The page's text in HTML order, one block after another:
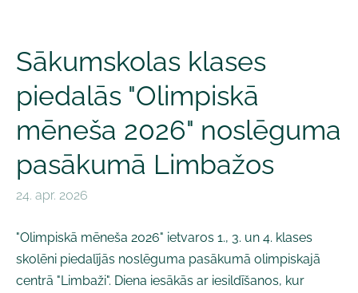
Sākumskolas klases
piedalās "Olimpiskā
mēneša 2026" noslēguma
pasākumā Limbažos
24. apr. 2026
"Olimpiskā mēneša 2026" ietvaros 1., 3. un 4. klases
skolēni piedalījās noslēguma pasākumā olimpiskajā
centrā "Limbaži". Diena iesākās ar iesildīšanos, kur